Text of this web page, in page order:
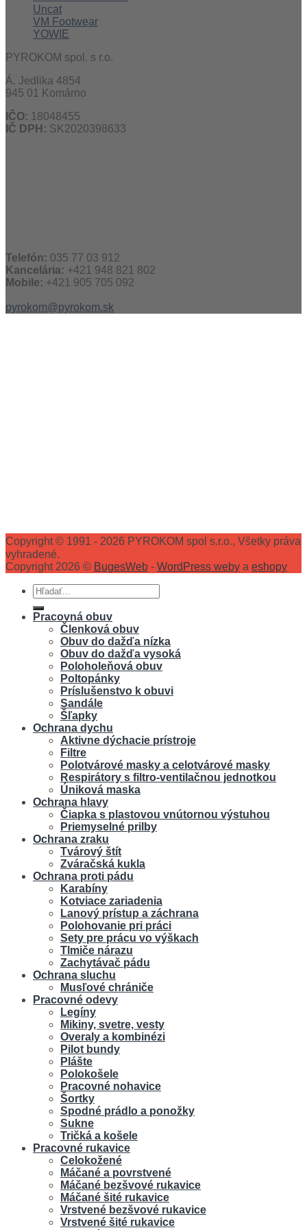
Uncat
VM Footwear
YOWIE
PYROKOM spol. s r.o.
Á. Jedlika 4854
945 01 Komárno
IČO: 18048455
IČ DPH: SK2020398633
Telefón: 035 77 03 912
Kancelária: +421 948 821 802
Mobile: +421 905 705 092
pyrokom@pyrokom.sk
Copyright © 1991 - 2026 PYROKOM spol s.r.o., Všetky práva
vyhradené.
Copyright 2026 © BugesWeb - WordPress weby a eshopy
Hľadať:
Pracovná obuv
Členková obuv
Obuv do dažďa nízka
Obuv do dažďa vysoká
Poloholeňová obuv
Poltopánky
Príslušenstvo k obuvi
Sandále
Šľapky
Ochrana dychu
Aktivne dýchacie prístroje
Filtre
Polotvárové masky a celotvárové masky
Respirátory s filtro-ventilačnou jednotkou
Úniková maska
Ochrana hlavy
Čiapka s plastovou vnútornou výstuhou
Priemyselné prilby
Ochrana zraku
Tvárový štít
Zváračská kukla
Ochrana proti pádu
Karabíny
Kotviace zariadenia
Lanový prístup a záchrana
Polohovanie pri práci
Sety pre prácu vo výškach
Tlmiče nárazu
Zachytávač pádu
Ochrana sluchu
Musľové chrániče
Pracovné odevy
Legíny
Mikiny, svetre, vesty
Overaly a kombinézi
Pilot bundy
Plášte
Polokošele
Pracovné nohavice
Šortky
Spodné prádlo a ponožky
Sukne
Tričká a košele
Pracovné rukavice
Celokožené
Máčané a povrstvené
Máčané bezšvové rukavice
Máčané šité rukavice
Vrstvené bezšvové rukavice
Vrstvené šité rukavice